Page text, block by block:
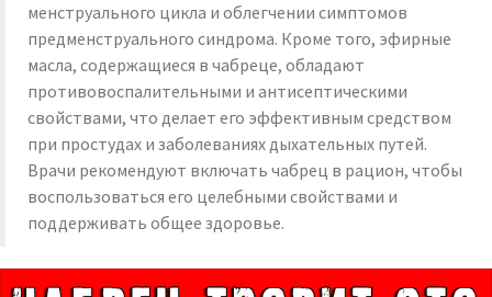
менструального цикла и облегчении симптомов
предменструального синдрома. Кроме того, эфирные
масла, содержащиеся в чабреце, обладают
противовоспалительными и антисептическими
свойствами, что делает его эффективным средством
при простудах и заболеваниях дыхательных путей.
Врачи рекомендуют включать чабрец в рацион, чтобы
воспользоваться его целебными свойствами и
поддерживать общее здоровье.